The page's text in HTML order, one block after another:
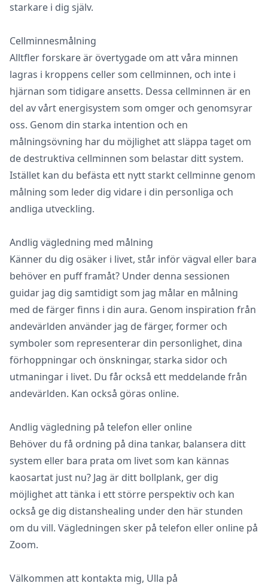
starkare i dig själv.
Cellminnesmålning
Alltfler forskare är övertygade om att våra minnen
lagras i kroppens celler som cellminnen, och inte i
hjärnan som tidigare ansetts. Dessa cellminnen är en
del av vårt energisystem som omger och genomsyrar
oss. Genom din starka intention och en
målningsövning har du möjlighet att släppa taget om
de destruktiva cellminnen som belastar ditt system.
Istället kan du befästa ett nytt starkt cellminne genom
målning som leder dig vidare i din personliga och
andliga utveckling.
Andlig vägledning med målning
Känner du dig osäker i livet, står inför vägval eller bara
behöver en puff framåt? Under denna sessionen
guidar jag dig samtidigt som jag målar en målning
med de färger finns i din aura. Genom inspiration från
andevärlden använder jag de färger, former och
symboler som representerar din personlighet, dina
förhoppningar och önskningar, starka sidor och
utmaningar i livet. Du får också ett meddelande från
andevärlden. Kan också göras online.
Andlig vägledning på telefon eller online
Behöver du få ordning på dina tankar, balansera ditt
system eller bara prata om livet som kan kännas
kaosartat just nu? Jag är ditt bollplank, ger dig
möjlighet att tänka i ett större perspektiv och kan
också ge dig distanshealing under den här stunden
om du vill. Vägledningen sker på telefon eller online på
Zoom.
Välkommen att kontakta mig, Ulla på